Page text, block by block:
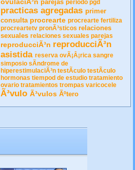
parejas periodo pgd
practicas agregadas primer
consulta procrearte procrearte fertiliza
procreartetv pronÃ³sticos relaciones
sexuales relaciones sexuales parejas
reproducciÃ³n reproducciÃ³n
asistida reserva ovÃ¡Â¡rica sangre
simposio sÃ­ndrome de
hiperestimulaciÃ³n testÃ­culo testÃ­culo
hormonas tiempod de estudio tratamiento
ovario tratamientos trompas varicocele
Ã³vulo Ã³vulos Ãºtero